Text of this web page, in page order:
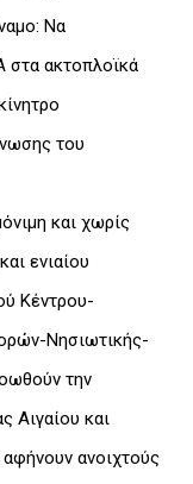
Να
στα ακτοπλοϊκά
του
και χωρίς
ενιαίου
Κέντρου-
Νησιωτικής-
την
Αιγαίου και
αφήνουν ανοιχτούς